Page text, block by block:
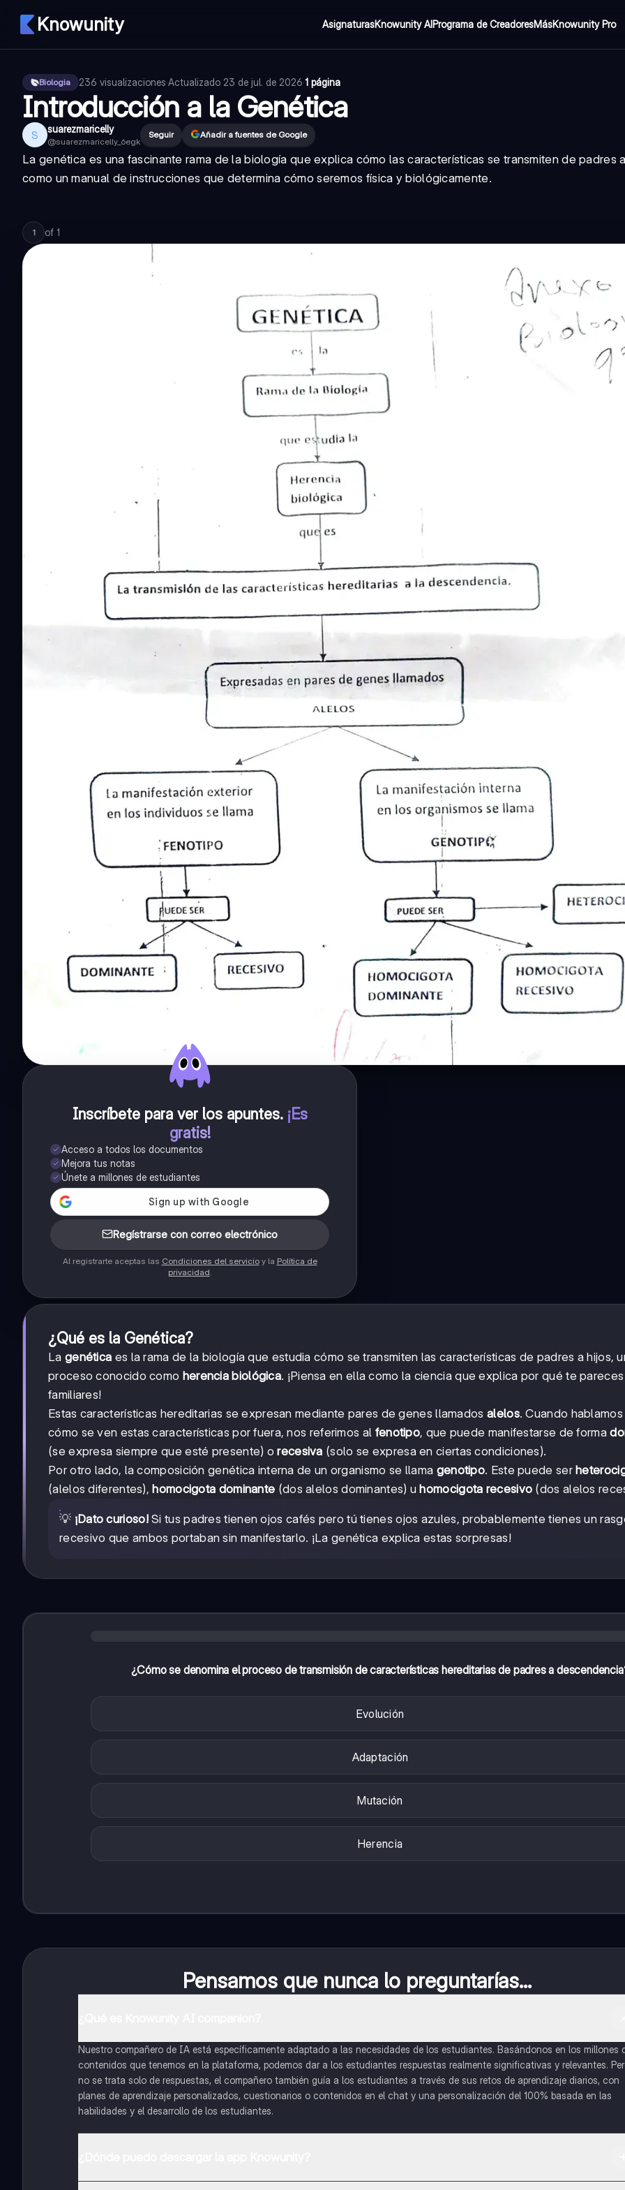
Knowunity AsignaturasKnowunity AIPrograma de CreadoresMásKnowunity Pro
Biologia 236 visualizaciones·Actualizado 23 de jul. de 2026·1 página
Introducción a la Genética
S suarezmaricelly
@suarezmaricelly_6egk
Seguir Añadir a fuentes de Google
La genética es una fascinante rama de la biología que explica cómo las características se transmiten de padres
como un manual de instrucciones que determina cómo seremos física y biológicamente.
1 of 1
Inscríbete para ver los apuntes. ¡Es
gratis!
Acceso a todos los documentos
Mejora tus notas
Únete a millones de estudiantes
Regístrarse con correo electrónico
Al registrarte aceptas las Condiciones del servicioy la Política de
privacidad.
¿Qué es la Genética?
La genética es la rama de la biología que estudia cómo se transmiten las características de padres a hijos,
proceso conocido como herencia biológica. ¡Piensa en ella como la ciencia que explica por qué te
familiares!
Estas características hereditarias se expresan mediante pares de genes llamados alelos. Cuando
cómo se ven estas características por fuera, nos referimos al fenotipo, que puede manifestarse de forma
(se expresa siempre que esté presente) orecesiva (solo se expresa en ciertas condiciones).
Por otro lado, la composición genética interna de un organismo se llama genotipo. Este puede ser
(alelos diferentes), homocigota dominante (dos alelos dominantes) u homocigota recesivo (dos alelos
💡 ¡Dato curioso!Si tus padres tienen ojos cafés pero tú tienes ojos azules, probablemente tienes un
recesivo que ambos portaban sin manifestarlo. ¡La genética explica estas sorpresas!
¿Cómo se denomina el proceso de transmisión de características hereditarias de padres a
Evolución
Adaptación
Mutación
Herencia
Pensamos que nunca lo preguntarías...
Nuestro compañero de IA está específicamente adaptado a las necesidades de los estudiantes. Basándonos en los millones
contenidos que tenemos en la plataforma, podemos dar a los estudiantes respuestas realmente significativas y relevantes.
no se trata solo de respuestas, el compañero también guía a los estudiantes a través de sus retos de aprendizaje diarios, con
planes de aprendizaje personalizados, cuestionarios o contenidos en el chat y una personalización del 100% basada en las
habilidades y el desarrollo de los estudiantes.